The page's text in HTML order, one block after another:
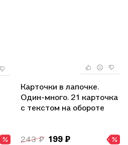
Карточки в лапочке.
Один-много. 21 карточка
с текстом на обороте
243 ₽ 199 ₽